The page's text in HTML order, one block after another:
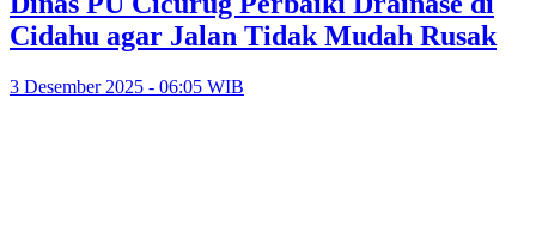
Cidahu agar Jalan Tidak Mudah Rusak
3 Desember 2025 - 06:05 WIB